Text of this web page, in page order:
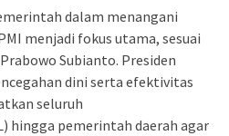
dalam menangani
menjadi fokus utama, sesuai
Subianto. Presiden
dini serta efektivitas
seluruh
hingga pemerintah daerah agar